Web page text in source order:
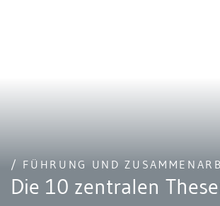
/ FÜHRUNG UND
Die 10 zentralen